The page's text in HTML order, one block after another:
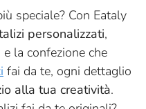
speciale? Con Eataly
personalizzati,
la confezione che
fai da te, ogni dettaglio
alla tua creatività.